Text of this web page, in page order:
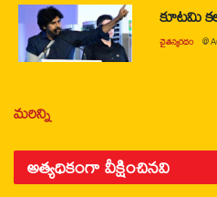
కూటమి
చైతన్యరధం @
మరిన్ని
అత్యధికంగా వీక్షించినవి